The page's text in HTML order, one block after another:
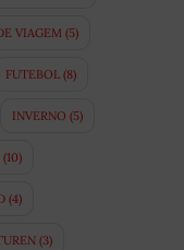
VIAGEM (5)
FUTEBOL (8)
INVERNO (5)
(10)
(4)
(3)